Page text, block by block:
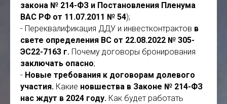
-Вопросы совмещения и разделения функций
застройщика, технического заказчика и
генподрядчика.
закона № 214-ФЗ и Постановления Пленума
ВАС РФ от 11.07.2011 № 54);
- Переквалификация ДДУ и инвестконтрактов в
свете определения ВС от 22.08.2022 № 305-
ЭС22-7163 г. Почему договоры бронирования
заключать опасно;
- Новые требования к договорам долевого
участия. Какие новшества в Законе № 214-ФЗ
нас ждут в 2024 году. Как будет работать